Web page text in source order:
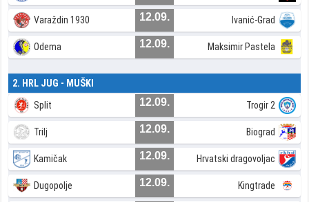
Varaždin 1930 12.09. Ivanić-Grad
Odema 12.09. Maksimir Pastela
2. HRL JUG - MUŠKI
Split 12.09. Trogir 2
Trilj 12.09. Biograd
Kamičak 12.09. Hrvatski dragovoljac
Dugopolje 12.09. Kingtrade